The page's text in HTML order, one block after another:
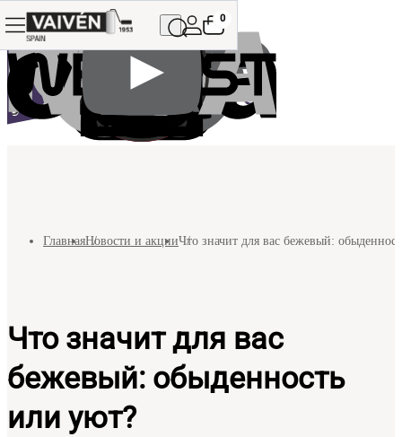
0
ГлавнаяНовости и акцииЧто значит для вас бежевый:
Что значит для вас
бежевый: обыденность
или уют?